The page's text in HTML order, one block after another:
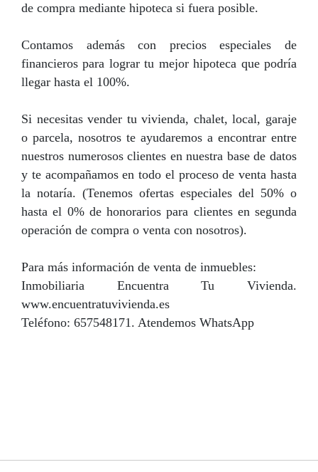
de compra mediante hipoteca si fuera posible.
Contamos además con precios especiales de
financieros para lograr tu mejor hipoteca que podría
llegar hasta el 100%.
Si necesitas vender tu vivienda, chalet, local, garaje
o parcela, nosotros te ayudaremos a encontrar entre
nuestros numerosos clientes en nuestra base de datos
y te acompañamos en todo el proceso de venta hasta
la notaría. (Tenemos ofertas especiales del 50% o
hasta el 0% de honorarios para clientes en segunda
operación de compra o venta con nosotros).
Para más información de venta de inmuebles:
Inmobiliaria Encuentra Tu Vivienda.
www.encuentratuvivienda.es
Teléfono: 657548171. Atendemos WhatsApp